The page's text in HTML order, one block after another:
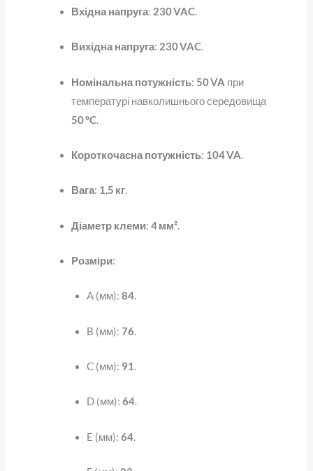
Вхідна напруга: 230 VAC.
Вихідна напруга: 230 VAC.
Номінальна потужність: 50 VA при
температурі навколишнього середовища
50 °C.
Короткочасна потужність: 104 VA.
Вага: 1,5 кг.
Діаметр клеми: 4 мм².
Розміри:
A (мм): 84.
B (мм): 76.
C (мм): 91.
D (мм): 64.
E (мм): 64.